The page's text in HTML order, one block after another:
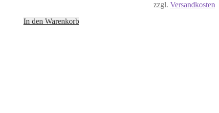
zzgl. Versandkosten
In den Warenkorb